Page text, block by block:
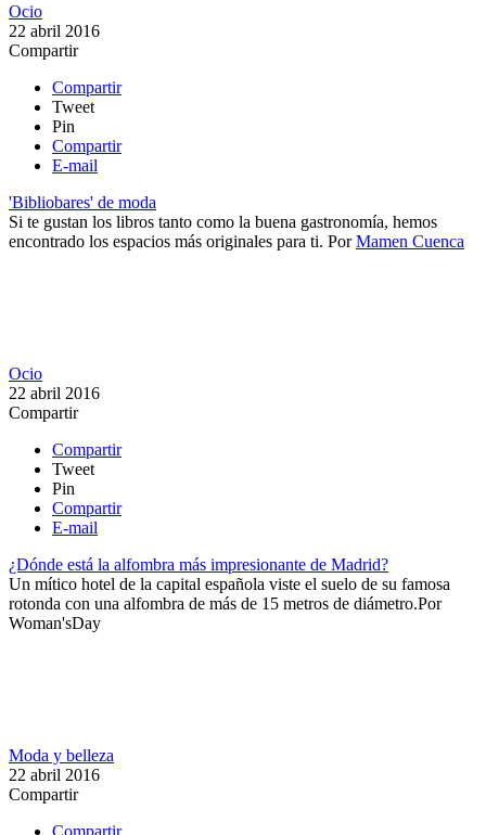
Ocio
22 abril 2016
Compartir
Compartir
Tweet
Pin
Compartir
E-mail
'Bibliobares' de moda
Si te gustan los libros tanto como la buena gastronomía, hemos
encontrado los espacios más originales para ti. PorMamen Cuenca
Ocio
22 abril 2016
Compartir
Compartir
Tweet
Pin
Compartir
E-mail
¿Dónde está la alfombra más impresionante de Madrid?
Un mítico hotel de la capital española viste el suelo de su famosa
rotonda con una alfombra de más de 15 metros de diámetro.​​Por
Woman'sDay
Moda y belleza
22 abril 2016
Compartir
Compartir